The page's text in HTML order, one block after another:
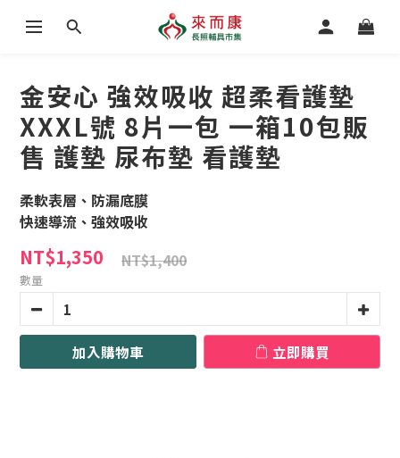
金安心 強效吸收 超柔看護墊
XXXL號 8片一包 一箱10包販
售 護墊 尿布墊 看護墊
柔軟表層、防漏底膜
快速導流、強效吸收
NT$1,350 NT$1,400
數量
加入購物車 立即購買